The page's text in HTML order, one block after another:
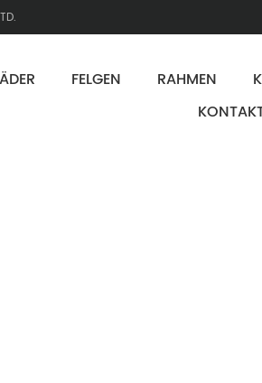
FELGEN RAHMEN